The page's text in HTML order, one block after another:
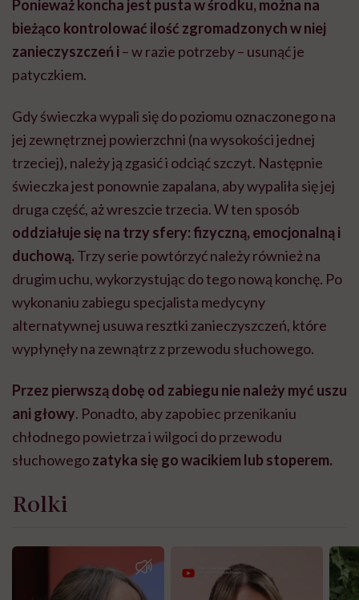
Ponieważ koncha jest pusta w środku, można na
bieżąco kontrolować ilość zgromadzonych w niej
zanieczyszczeń i – w razie potrzeby – usunąć je
patyczkiem.
Gdy świeczka wypali się do poziomu oznaczonego na
jej zewnętrznej powierzchni (na wysokości jednej
trzeciej), należy ją zgasić i odciąć szczyt. Następnie
świeczka jest ponownie zapalana, aby wypaliła się jej
druga część, aż wreszcie trzecia. W ten sposób
oddziałuje się na trzy sfery: fizyczną, emocjonalną i
duchową. Trzy serie powtórzyć należy również na
drugim uchu, wykorzystując do tego nową konchę. Po
wykonaniu zabiegu specjalista medycyny
alternatywnej usuwa resztki zanieczyszczeń, które
wypłynęły na zewnątrz z przewodu słuchowego.
Przez pierwszą dobę od zabiegu nie należy myć uszu
ani głowy. Ponadto, aby zapobiec przenikaniu
chłodnego powietrza i wilgoci do przewodu
słuchowegozatyka się go wacikiem lub stoperem.
Rolki